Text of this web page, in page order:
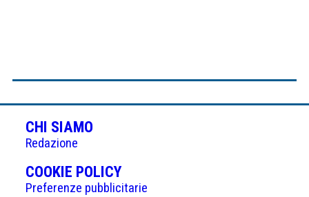
CHI SIAMO
Redazione
COOKIE POLICY(APRE
IN
Preferenze pubblicitarie